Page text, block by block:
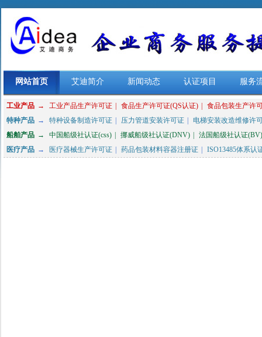
网站首页 艾迪简介 新闻动态 认证项目 服务
工业产品 → 工业产品生产许可证 食品生产许可证(QS认证)
食品包装生产许
特种产品 → 特种设备制造许可证 压力管道安装许可证
电梯安装改造维修许
船舶产品 → 中国船级社认证(css) 挪威船级社认证(DNV)
法国船级社认证(BV)
医疗产品 → 医疗器械生产许可证 药品包装材料容器注册证 ISO13485体系认